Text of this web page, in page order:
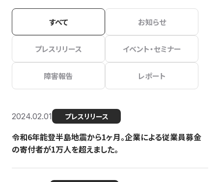
すべて お知らせ
プレスリリース イベント・セミナー
障害報告 レポート
2024.02.01 プレスリリース
令和6年能登半島地震から1ヶ月。企業による従業員募金
の寄付者が1万人を超えました。